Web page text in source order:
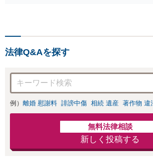
法律Q&Aを探す
例） 離婚 慰謝料 誹謗中傷 相続 遺産 著作物 違
無料法律相談
新しく投稿する